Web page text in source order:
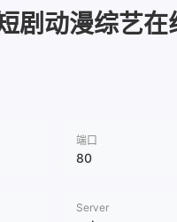
剧动漫综艺在
端口
80
Server